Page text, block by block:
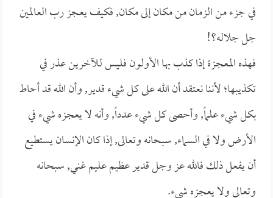
في جزء من الزمان من مكان إلى مكان, فكيف يعجز رب العالمين
جل جلاله؟!
فهذه المعجزة إذا كذب بها الأولون فليس للآخرين عذر في
تكذيبها؛ لأننا نعتقد أن الله على كل شيء قدير, وأن الله قد أحاط
بكل شيء علماً, وأحصى كل شيء عدداً, وأنه لا يعجزه شيء في
الأرض ولا في السماء, سبحانه وتعالى, إذا كان الإنسان يستطيع
أن يفعل ذلك فالله عز وجل قدير عظيم عليم غني, سبحانه
وتعالى ولا يعجزه شيء.